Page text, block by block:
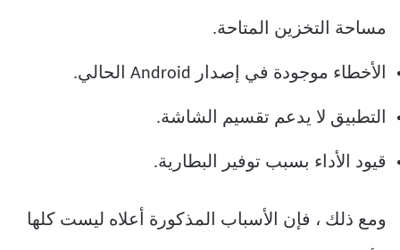
مساحة التخزين المتاحة.
الأخطاء موجودة في إصدار Android الحالي.
التطبيق لا يدعم تقسيم الشاشة.
قيود الأداء بسبب توفير البطارية.
ومع ذلك ، فإن الأسباب المذكورة أعلاه ليست كلها